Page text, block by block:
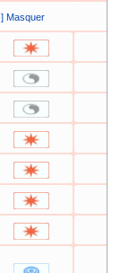
] Masquer